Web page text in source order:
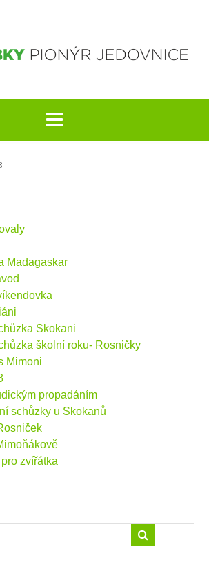
Madagaskar
Skokani
školní roku- Rosničky
Mimoni
propadáním
schůzky u Skokanů
zvířátka